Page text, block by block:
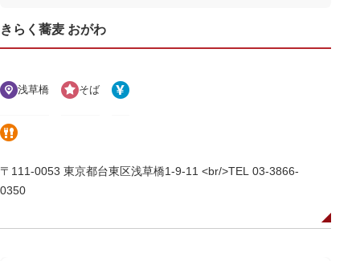
きらく蕎麦 おがわ
浅草橋 そば
〒111-0053 東京都台東区浅草橋1-9-11 <br/>TEL 03-3866-
0350